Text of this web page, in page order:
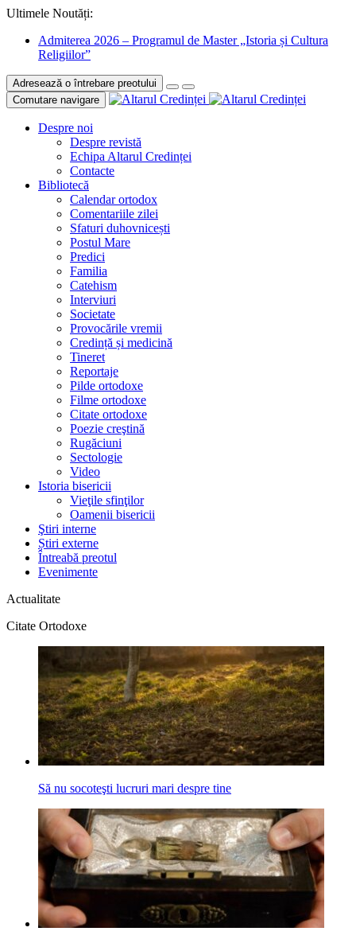
Ultimele Noutăți:
Admiterea 2026 – Programul de Master „Istoria și Cultura
Religiilor”
Adresează o întrebare preotului
Comutare navigare
Despre noi
Despre revistă
Echipa Altarul Credinței
Contacte
Bibliotecă
Calendar ortodox
Comentariile zilei
Sfaturi duhovnicești
Postul Mare
Predici
Familia
Catehism
Interviuri
Societate
Provocările vremii
Credință și medicină
Tineret
Reportaje
Pilde ortodoxe
Filme ortodoxe
Citate ortodoxe
Poezie creştină
Rugăciuni
Sectologie
Video
Istoria bisericii
Vieţile sfinţilor
Oamenii bisericii
Ştiri interne
Știri externe
Întreabă preotul
Evenimente
Actualitate
Citate Ortodoxe
Să nu socoteşti lucruri mari despre tine